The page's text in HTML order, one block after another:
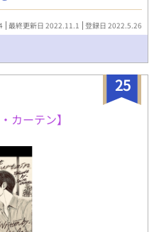
。 2人は一緒にお風呂に入るが
た。 そんな航太に蓮は我慢で
何故か蓮は体調が良くない。
Twitterにて参加していた
小説を書こうという小説の加
最終更新日 2022.11.1 登録日 2022.5.26
25
カーテン】